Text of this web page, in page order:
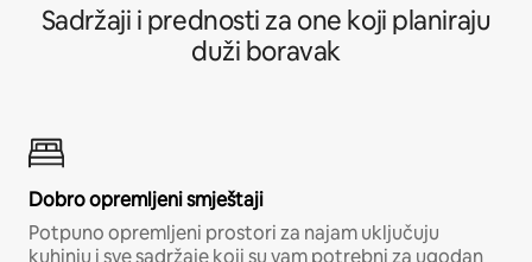
Sadržaji i prednosti za one koji planiraju
duži boravak
Dobro opremljeni smještaji
Potpuno opremljeni prostori za najam uključuju
kuhinju i sve sadržaje koji su vam potrebni za ugodan